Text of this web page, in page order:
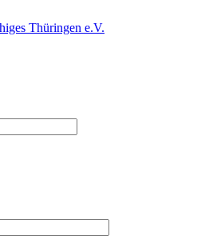
Thüringen e.V.